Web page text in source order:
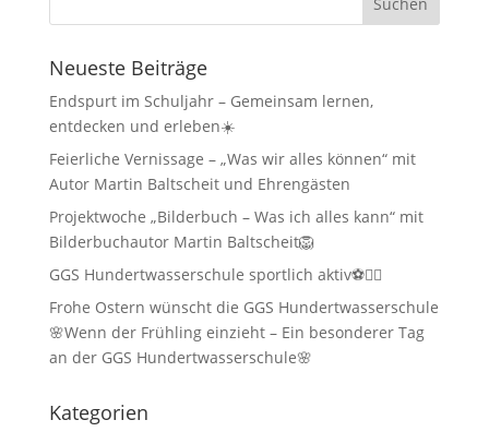
Neueste Beiträge
Endspurt im Schuljahr – Gemeinsam lernen,
entdecken und erleben☀️
Feierliche Vernissage – „Was wir alles können“ mit
Autor Martin Baltscheit und Ehrengästen
Projektwoche „Bilderbuch – Was ich alles kann“ mit
Bilderbuchautor Martin Baltscheit🦁
GGS Hundertwasserschule sportlich aktiv⚽🏃‍♂️
Frohe Ostern wünscht die GGS Hundertwasserschule
🌸Wenn der Frühling einzieht – Ein besonderer Tag
an der GGS Hundertwasserschule🌸
Kategorien